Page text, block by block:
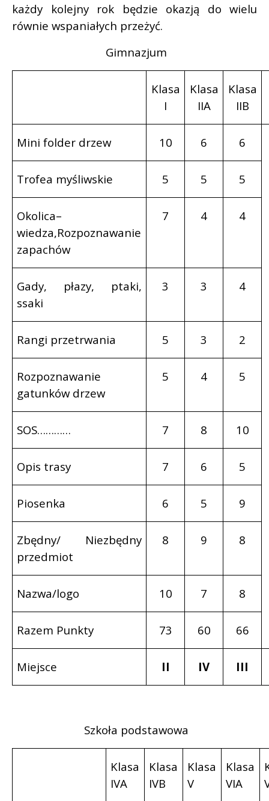
każdy kolejny rok będzie okazją do wielu
równie wspaniałych przeżyć.
Gimnazjum
Klasa
I
Klasa
IIA
Klasa
IIB
Mini folder drzew 10 6 6
Trofea myśliwskie 5 5 5
Okolica–
wiedza,Rozpoznawanie
zapachów
7 4 4
Gady, płazy, ptaki,
ssaki
3 3 4
Rangi przetrwania 5 3 2
Rozpoznawanie
gatunków drzew
5 4 5
SOS………… 7 8 10
Opis trasy 7 6 5
Piosenka 6 5 9
Zbędny/ Niezbędny
przedmiot
8 9 8
Nazwa/logo 10 7 8
Razem Punkty 73 60 66
Miejsce II IV III
Szkoła podstawowa
Klasa
IVA
Klasa
IVB
Klasa
V
Klasa
VIA